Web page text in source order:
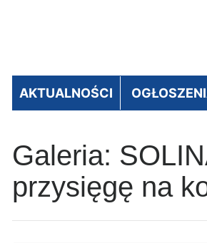
AKTUALNOŚCI
Galeria:
przysięgę na